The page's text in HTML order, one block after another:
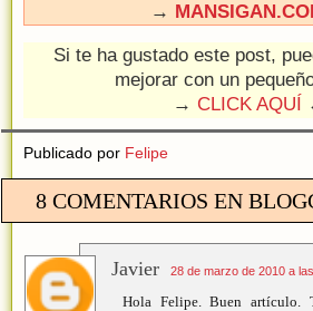
→
Si te ha gustado este post,
mejorar con un
→ CLICK AQUÍ
Publicado por Felipe
8 COMENTARIOS EN
Javier 28 de marzo de 2010 a
Hola Felipe. Buen artículo.